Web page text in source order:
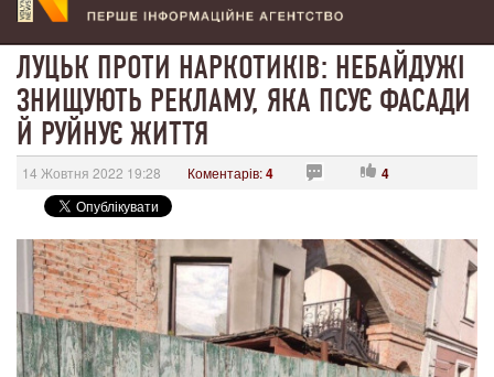
ЛУЦЬК ПРОТИ НАРКОТИКІВ: НЕБАЙДУЖІ
ЗНИЩУЮТЬ РЕКЛАМУ, ЯКА ПСУЄ ФАСАДИ
Й РУЙНУЄ ЖИТТЯ
14 Жовтня 2022 19:28 Коментарів:4 4